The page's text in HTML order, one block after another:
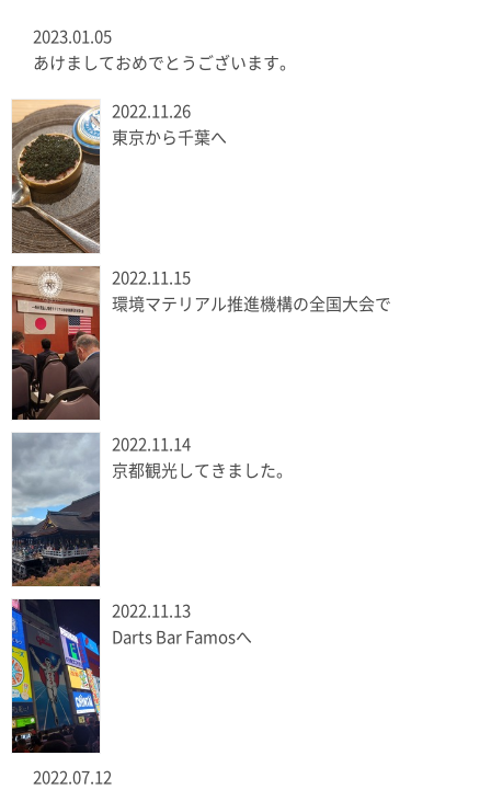
2023.01.05
あけましておめでとうございます。
2022.11.26
東京から千葉へ
2022.11.15
環境マテリアル推進機構の全国大会で
2022.11.14
京都観光してきました。
2022.11.13
Darts Bar Famosへ
2022.07.12